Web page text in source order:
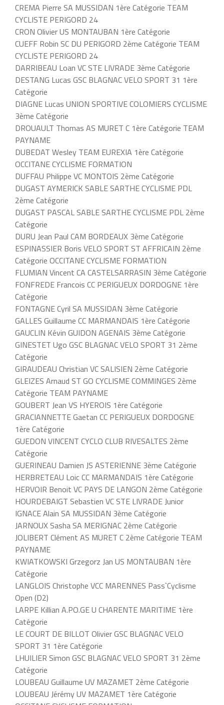
CREMA Pierre SA MUSSIDAN 1ère Catégorie TEAM
CYCLISTE PERIGORD 24
CRON Olivier US MONTAUBAN 1ère Catégorie
CUEFF Robin SC DU PERIGORD 2ème Catégorie TEAM
CYCLISTE PERIGORD 24
DARRIBEAU Loan VC STE LIVRADE 3ème Catégorie
DESTANG Lucas GSC BLAGNAC VELO SPORT 31 1ère
Catégorie
DIAGNE Lucas UNION SPORTIVE COLOMIERS CYCLISME
3ème Catégorie
DROUAULT Thomas AS MURET C 1ère Catégorie TEAM
PAYNAME
DUBEDAT Wesley TEAM EUREXIA 1ère Catégorie
OCCITANE CYCLISME FORMATION
DUFFAU Philippe VC MONTOIS 2ème Catégorie
DUGAST AYMERICK SABLE SARTHE CYCLISME PDL
2ème Catégorie
DUGAST PASCAL SABLE SARTHE CYCLISME PDL 2ème
Catégorie
DURU Jean Paul CAM BORDEAUX 3ème Catégorie
ESPINASSIER Boris VELO SPORT ST AFFRICAIN 2ème
Catégorie OCCITANE CYCLISME FORMATION
FLUMIAN Vincent CA CASTELSARRASIN 3ème Catégorie
FONFREDE Francois CC PERIGUEUX DORDOGNE 1ère
Catégorie
FONTAGNE Cyril SA MUSSIDAN 3ème Catégorie
GALLES Guillaume CC MARMANDAIS 1ère Catégorie
GAUCLIN Kévin GUIDON AGENAIS 3ème Catégorie
GINESTET Ugo GSC BLAGNAC VELO SPORT 31 2ème
Catégorie
GIRAUDEAU Christian VC SALISIEN 2ème Catégorie
GLEIZES Arnaud ST GO CYCLISME COMMINGES 2ème
Catégorie TEAM PAYNAME
GOUBERT Jean VS HYEROIS 1ère Catégorie
GRACIANNETTE Gaetan CC PERIGUEUX DORDOGNE
1ère Catégorie
GUEDON VINCENT CYCLO CLUB RIVESALTES 2ème
Catégorie
GUERINEAU Damien JS ASTERIENNE 3ème Catégorie
HERBRETEAU Loic CC MARMANDAIS 1ère Catégorie
HERVOIR Benoit VC PAYS DE LANGON 2ème Catégorie
HOURDEBAIGT Sebastien VC STE LIVRADE Junior
IGNACE Alain SA MUSSIDAN 3ème Catégorie
JARNOUX Sasha SA MERIGNAC 2ème Catégorie
JOLIBERT Clément AS MURET C 2ème Catégorie TEAM
PAYNAME
KWIATKOWSKI Grzegorz Jan US MONTAUBAN 1ère
Catégorie
LANGLOIS Christophe VCC MARENNES Pass`Cyclisme
Open (D2)
LARPE Killian A.PO.GE U CHARENTE MARITIME 1ère
Catégorie
LE COURT DE BILLOT Olivier GSC BLAGNAC VELO
SPORT 31 1ère Catégorie
LHUILIER Simon GSC BLAGNAC VELO SPORT 31 2ème
Catégorie
LOUBEAU Guillaume UV MAZAMET 2ème Catégorie
LOUBEAU Jérémy UV MAZAMET 1ère Catégorie